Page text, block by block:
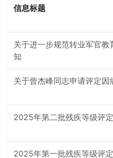
信息标题
关于进一步规范转业军官教
知
关于曾杰峰同志申请评定因
2025年第二批残疾等级评
2025年第一批残疾等级评